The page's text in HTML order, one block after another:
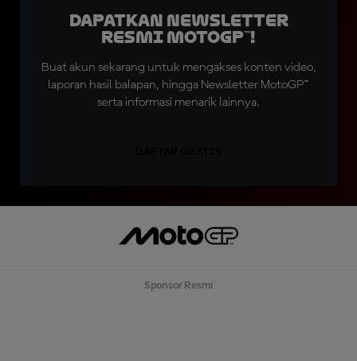
Dapatkan Newsletter
Resmi MotoGP™!
Buat akun sekarang untuk mengakses konten video,
laporan hasil balapan, hingga Newsletter MotoGP™
serta informasi menarik lainnya.
Sponsor Resmi